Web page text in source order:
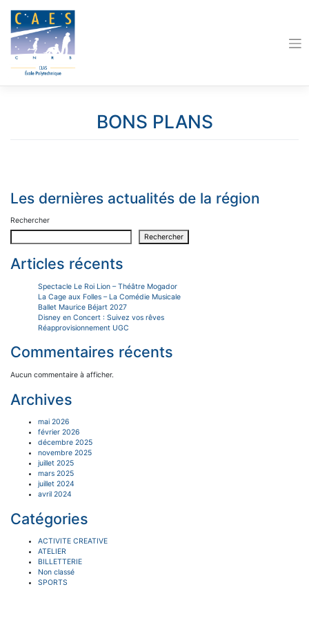
content
BONS PLANS
Les dernières actualités de la région
Rechercher
Rechercher
Articles récents
Spectacle Le Roi Lion – Théâtre Mogador
La Cage aux Folles – La Comédie Musicale
Ballet Maurice Béjart 2027
Disney en Concert : Suivez vos rêves
Réapprovisionnement UGC
Commentaires récents
Aucun commentaire à afficher.
Archives
mai 2026
février 2026
décembre 2025
novembre 2025
juillet 2025
mars 2025
juillet 2024
avril 2024
Catégories
ACTIVITE CREATIVE
ATELIER
BILLETTERIE
Non classé
SPORTS